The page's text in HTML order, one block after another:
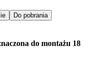
Do pobrania
do montażu 18